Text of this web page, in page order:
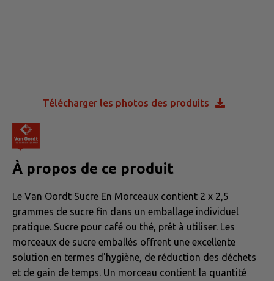
Télécharger les photos des produits
À propos de ce produit
Le Van Oordt Sucre En Morceaux contient 2 x 2,5
grammes de sucre fin dans un emballage individuel
pratique. Sucre pour café ou thé, prêt à utiliser. Les
morceaux de sucre emballés offrent une excellente
solution en termes d'hygiène, de réduction des déchets
et de gain de temps. Un morceau contient la quantité